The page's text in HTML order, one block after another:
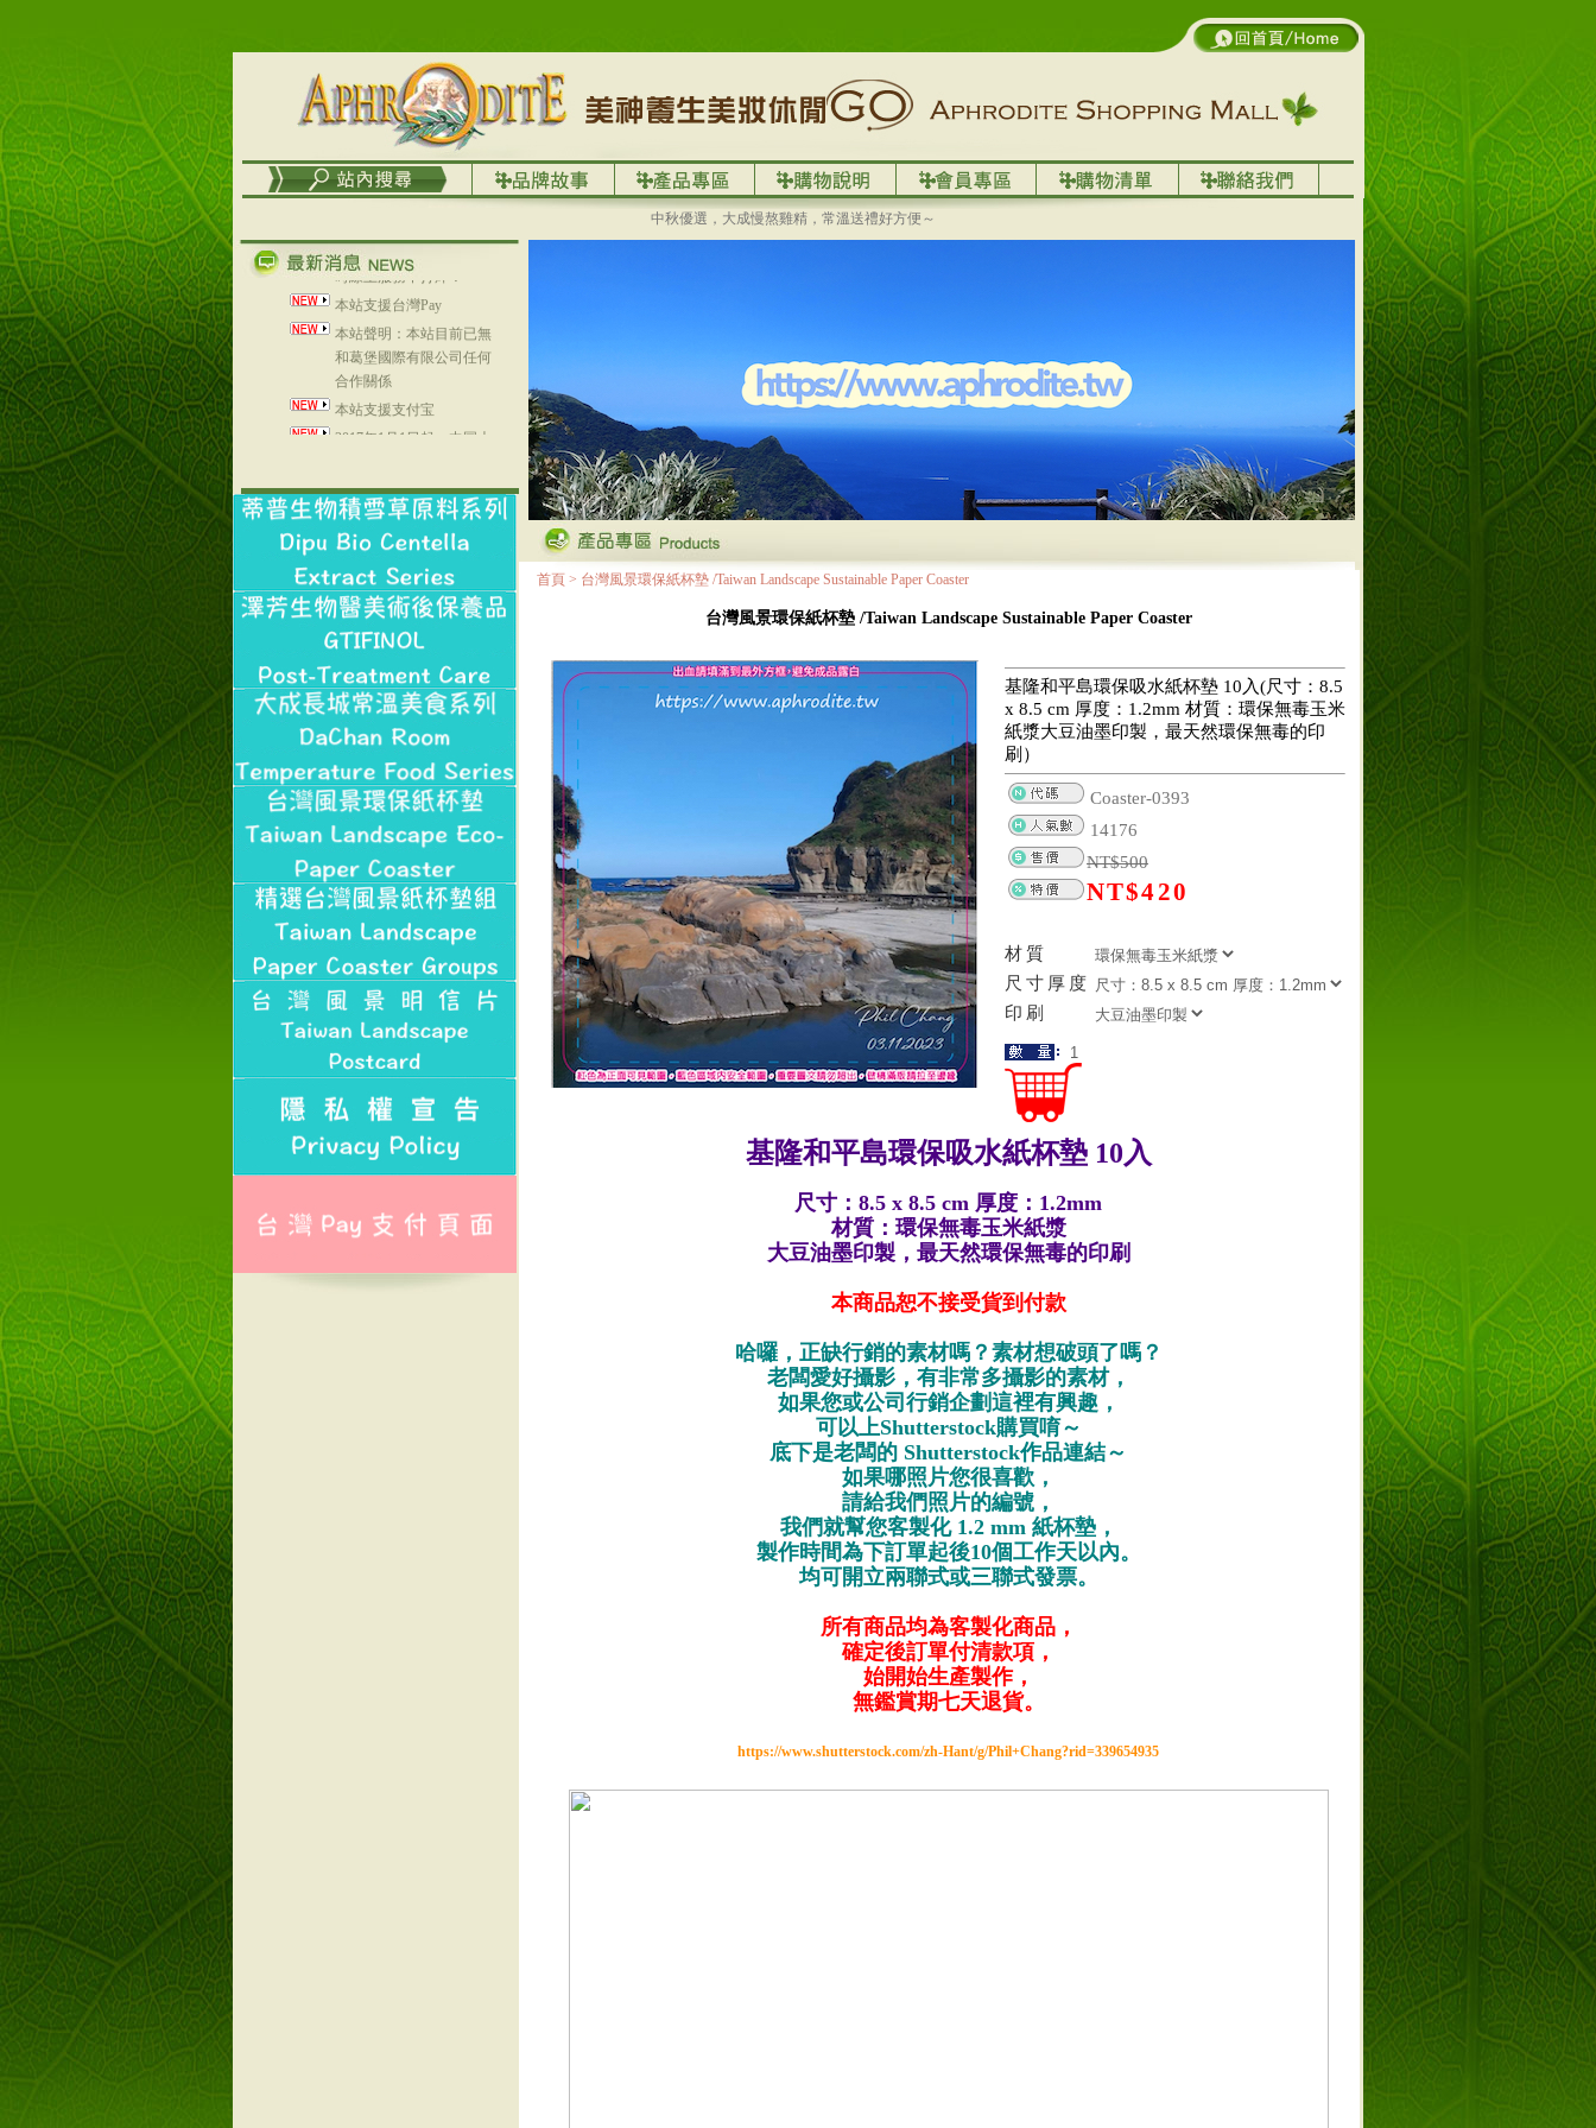
中秋優選，大成慢熬雞精，常溫送禮好方便～
在外租屋者、居住處無管
理員、不方便在工作地點
取件者，歡迎多多使用
【郵局i郵箱】的服務喔～
【i郵箱】設立的地點，請
進入內頁連結～
時線上服務不打烊！
本站支援台灣Pay
本站聲明：本站目前已無
和葛堡國際有限公司任何
合作關係
本站支援支付宝
2017年1月1日起，中国大
陆运费不限重量，调降为
首頁 > 台灣風景環保紙杯墊 /Taiwan Landscape Sustainable Paper Coaster
台灣風景環保紙杯墊 /Taiwan Landscape Sustainable Paper Coaster
基隆和平島環保吸水紙杯墊 10入(尺寸：8.5
x 8.5 cm 厚度：1.2mm 材質：環保無毒玉米
紙漿大豆油墨印製，最天然環保無毒的印
刷）
Coaster-0393
14176
NT$500
NT$420
材質
尺寸厚度
印刷
基隆和平島環保吸水紙杯墊 10入
尺寸：8.5 x 8.5 cm 厚度：1.2mm
材質：環保無毒玉米紙漿
大豆油墨印製，最天然環保無毒的印刷
本商品恕不接受貨到付款
哈囉，正缺行銷的素材嗎？素材想破頭了嗎？
老闆愛好攝影，有非常多攝影的素材，
如果您或公司行銷企劃這裡有興趣，
可以上Shutterstock購買唷～
底下是老闆的 Shutterstock作品連結～
如果哪照片您很喜歡，
請給我們照片的編號，
我們就幫您客製化 1.2 mm 紙杯墊，
製作時間為下訂單起後10個工作天以內。
均可開立兩聯式或三聯式發票。
所有商品均為客製化商品，
確定後訂單付清款項，
始開始生產製作，
無鑑賞期七天退貨。
https://www.shutterstock.com/zh-Hant/g/Phil+Chang?rid=339654935